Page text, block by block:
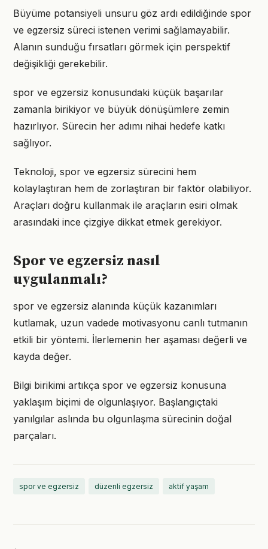
Büyüme potansiyeli unsuru göz ardı edildiğinde spor
ve egzersiz süreci istenen verimi sağlamayabilir.
Alanın sunduğu fırsatları görmek için perspektif
değişikliği gerekebilir.
spor ve egzersiz konusundaki küçük başarılar
zamanla birikiyor ve büyük dönüşümlere zemin
hazırlıyor. Sürecin her adımı nihai hedefe katkı
sağlıyor.
Teknoloji, spor ve egzersiz sürecini hem
kolaylaştıran hem de zorlaştıran bir faktör olabiliyor.
Araçları doğru kullanmak ile araçların esiri olmak
arasındaki ince çizgiye dikkat etmek gerekiyor.
Spor ve egzersiz nasıl
uygulanmalı?
spor ve egzersiz alanında küçük kazanımları
kutlamak, uzun vadede motivasyonu canlı tutmanın
etkili bir yöntemi. İlerlemenin her aşaması değerli ve
kayda değer.
Bilgi birikimi artıkça spor ve egzersiz konusuna
yaklaşım biçimi de olgunlaşıyor. Başlangıçtaki
yanılgılar aslında bu olgunlaşma sürecinin doğal
parçaları.
spor ve egzersiz düzenli egzersiz aktif yaşam